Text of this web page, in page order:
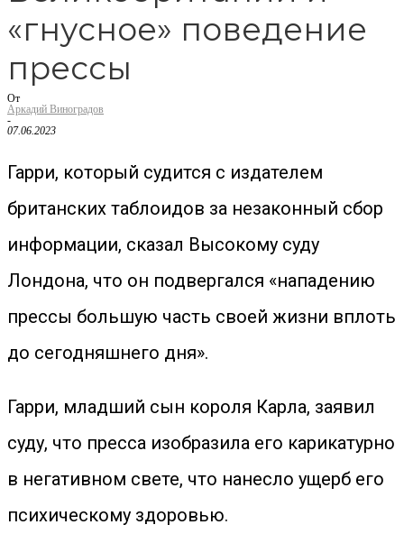
«гнусное» поведение
прессы
От
Аркадий Виноградов
-
07.06.2023
Гарри, который судится с издателем
британских таблоидов за незаконный сбор
информации, сказал Высокому суду
Лондона, что он подвергался «нападению
прессы большую часть своей жизни вплоть
до сегодняшнего дня».
Гарри, младший сын короля Карла, заявил
суду, что пресса изобразила его карикатурно
в негативном свете, что нанесло ущерб его
психическому здоровью.